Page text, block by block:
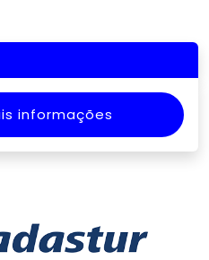
informações